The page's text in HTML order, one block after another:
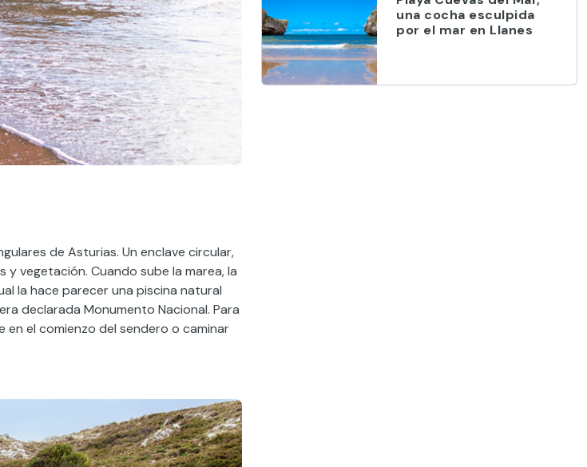
de Asturias. Un enclave circular,
vegetación. Cuando sube la marea, la
la hace parecer una piscina natural
declarada Monumento Nacional. Para
en el comienzo del sendero o caminar
una cocha esculpida
por el mar en Llanes